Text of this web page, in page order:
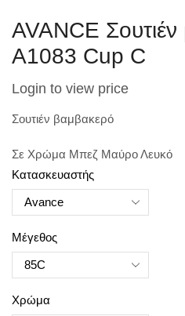
AVANCE
A1083 Cup C
Login to view price
Σουτιέν βαμβακερό
Σε Χρώμα Μπεζ Μαύρο Λευκό
Κατασκευαστής
Μέγεθος
Χρώμα